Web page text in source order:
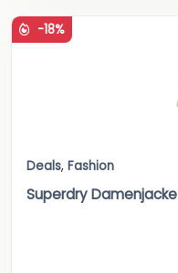
-18%
Deals, Fashion
Superdry Damenjacke